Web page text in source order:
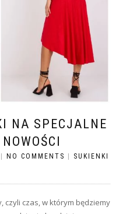
NA SPECJALNE
NO COMMENTS
SUKIENKI
czyli czas, w którym będziemy